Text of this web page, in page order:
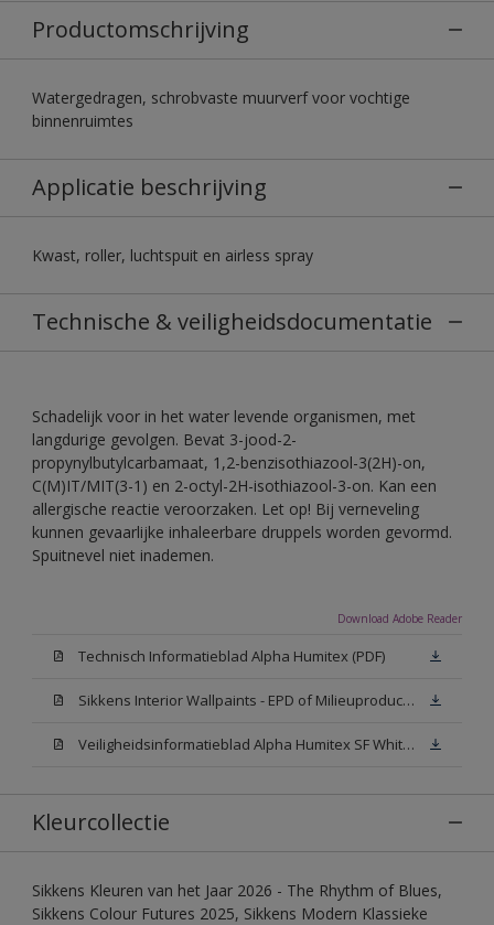
Productomschrijving
Watergedragen, schrobvaste muurverf voor vochtige
binnenruimtes
Applicatie beschrijving
Kwast, roller, luchtspuit en airless spray
Technische & veiligheidsdocumentatie
Schadelijk voor in het water levende organismen, met
langdurige gevolgen. Bevat 3-jood-2-
propynylbutylcarbamaat, 1,2-benzisothiazool-3(2H)-on,
C(M)IT/MIT(3-1) en 2-octyl-2H-isothiazool-3-on. Kan een
allergische reactie veroorzaken. Let op! Bij verneveling
kunnen gevaarlijke inhaleerbare druppels worden gevormd.
Spuitnevel niet inademen.
Download Adobe Reader
Technisch Informatieblad Alpha Humitex (PDF)
Sikkens Interior Wallpaints - EPD of Milieuproductverklaring
Veiligheidsinformatieblad Alpha Humitex SF White W05 (MSDS)
Kleurcollectie
Sikkens Kleuren van het Jaar 2026 - The Rhythm of Blues,
Sikkens Colour Futures 2025, Sikkens Modern Klassieke